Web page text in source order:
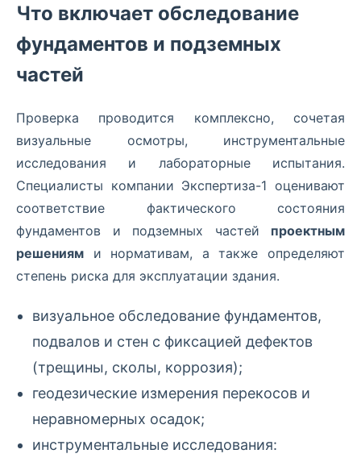
Что включает обследование
фундаментов и подземных
частей
Проверка проводится комплексно, сочетая
визуальные осмотры, инструментальные
исследования и лабораторные испытания.
Специалисты компании Экспертиза-1 оценивают
соответствие фактического состояния
фундаментов и подземных частей проектным
решениям и нормативам, а также определяют
степень риска для эксплуатации здания.
визуальное обследование фундаментов,
подвалов и стен с фиксацией дефектов
(трещины, сколы, коррозия);
геодезические измерения перекосов и
неравномерных осадок;
инструментальные исследования: